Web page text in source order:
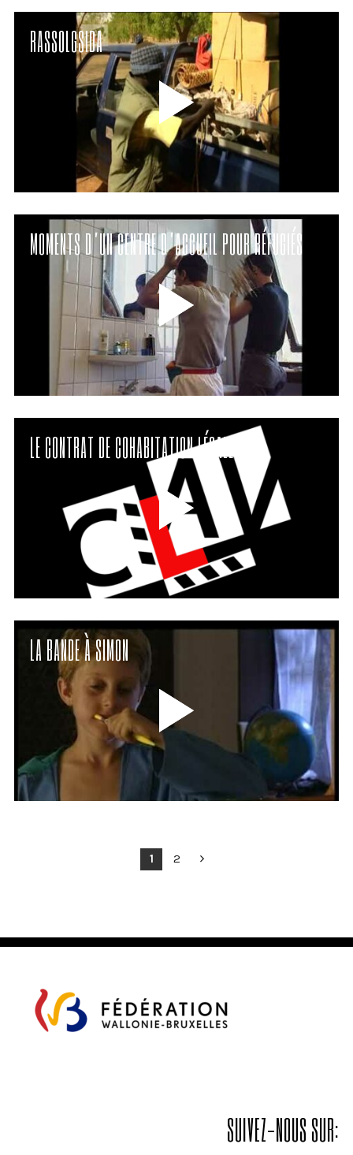
RASSOLGSIDA
MOMENTS D’UN CENTRE D’ACCUEIL POUR RÉFUGIÉS
LE CONTRAT DE COHABITATION LÉGALE
LA BANDE À SIMON
PAGINATION
1 2
SUIVEZ-NOUS SUR: